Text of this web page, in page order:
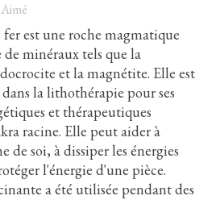
Aimé
est une roche magmatique
de minéraux tels que la
et la magnétite. Elle est
la lithothérapie pour ses
et thérapeutiques
racine. Elle peut aider à
de soi, à dissiper les énergies
l'énergie d'une pièce.
a été utilisée pendant des